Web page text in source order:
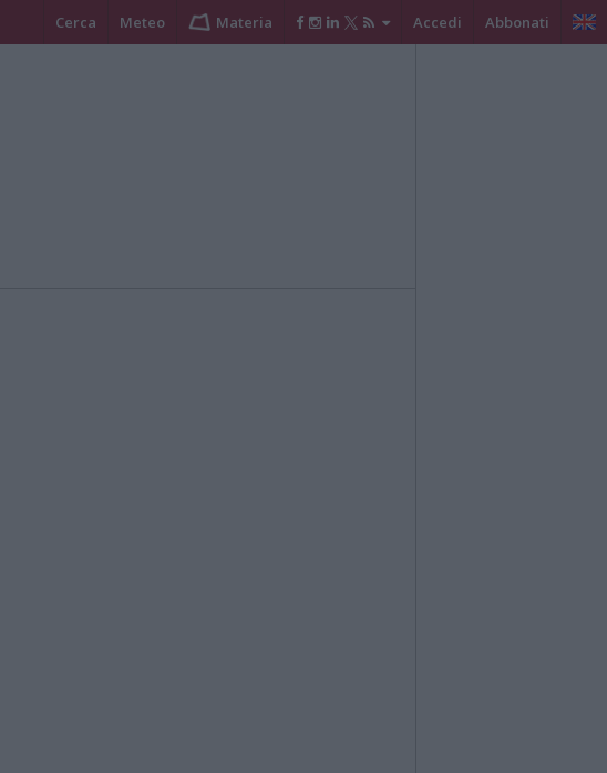
Cerca Meteo Materia Accedi Abbonati